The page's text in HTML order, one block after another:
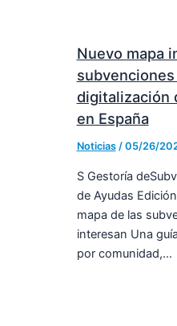
Nuevo mapa
subvenciones
digitalización
en España
Noticias/ 05/26/
S Gestoría
de Ayudas
mapa de las
interesan Una
por comunidad,…